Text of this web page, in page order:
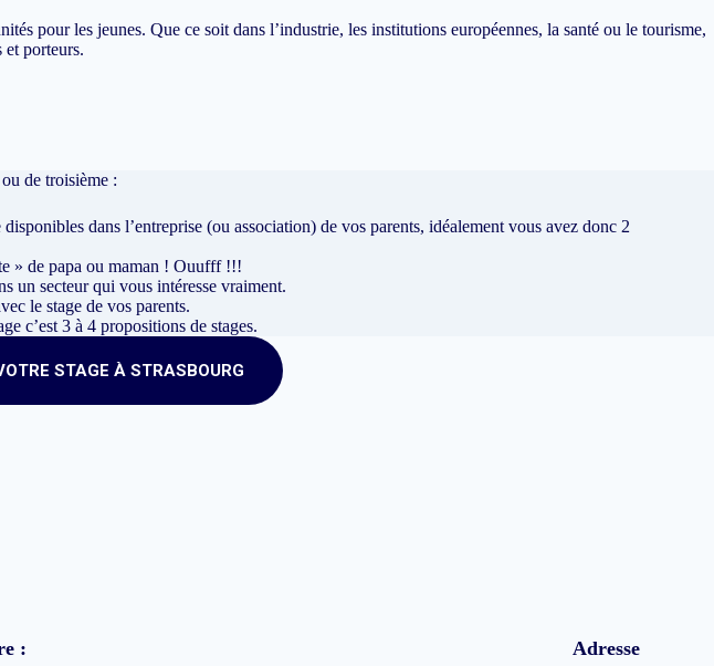
pour les jeunes. Que ce soit dans l’industrie, les institutions européennes, la santé ou le tourisme,
et porteurs.
de troisième :
dans l’entreprise (ou association) de vos parents, idéalement vous avez donc 2
» de papa ou maman ! Ouufff !!!
un secteur qui vous intéresse vraiment.
le stage de vos parents.
c’est 3 à 4 propositions de stages.
STAGE À STRASBOURG
: Adresse